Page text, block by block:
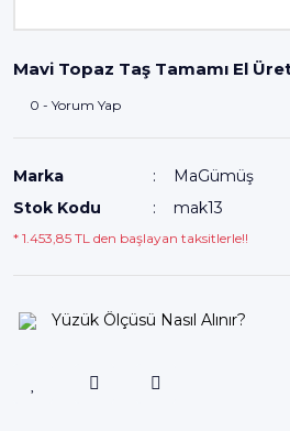
Mavi Topaz Taş Tamamı El
0 - Yorum Yap
Marka
MaGümüş
Stok Kodu
mak13
* 1.453,85 TL den başlayan taksitlerle!!
Yüzük Ölçüsü Nasıl Alınır?